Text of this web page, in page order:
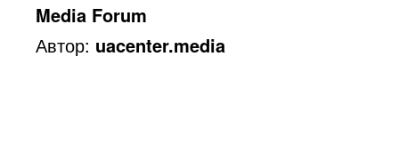
Media Forum
Автор: uacenter.media